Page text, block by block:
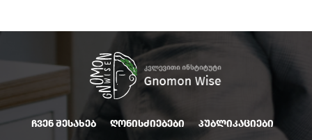
ჩვენ შესახებ ღონისძიებები
პუბლიკაციები